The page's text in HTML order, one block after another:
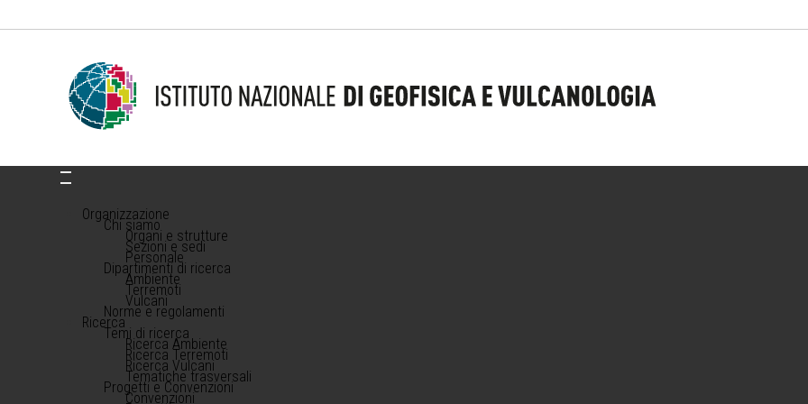
Organizzazione
Chi siamo
Organi e strutture
Sezioni e sedi
Personale
Dipartimenti di ricerca
Ambiente
Terremoti
Vulcani
Norme e regolamenti
Ricerca
Temi di ricerca
Ricerca Ambiente
Ricerca Terremoti
Ricerca Vulcani
Tematiche trasversali
Progetti e Convenzioni
Convenzioni